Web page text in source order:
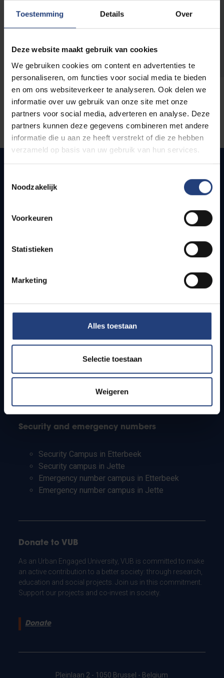
Toestemming Details Over
Deze website maakt gebruik van cookies
We gebruiken cookies om content en advertenties te
personaliseren, om functies voor social media te bieden
en om ons websiteverkeer te analyseren. Ook delen we
informatie over uw gebruik van onze site met onze
partners voor social media, adverteren en analyse. Deze
partners kunnen deze gegevens combineren met andere
informatie die u aan ze heeft verstrekt of die ze hebben
verzameld op basis van uw gebruik van hun services.
Noodzakelijk
Voorkeuren
Statistieken
Marketing
Alles toestaan
Selectie toestaan
Weigeren
Quick links
How to get to the VUB campuses
Students
PhD students
Teachers and secondary schools
Working students
Security and emergency numbers
Security Campus in Etterbeek
Security campus in Jette
Emergency number campus in Etterbeek
Emergency number campus in Jette
Donate to VUB
As an Urban Engaged University, VUB is committed to make
an active contribution to a better society: through research,
education and social projects. Join us in this commitment.
Support our projects and co-invest in society.
Donate
Pleinlaan 2 - 1050 Brussel - Belgium